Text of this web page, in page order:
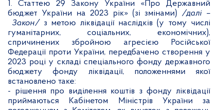
1. Статтею 29 Закону України «Про Державний
бюджет України на 2023 рік» (зі змінами) /далі –
Закон/ з метою ліквідації наслідків (у тому числі
гуманітарних, соціальних, економічних),
спричинених збройною агресією Російської
Федерації проти України, передбачено створення у
2023 році у складі спеціального фонду державного
бюджету фонду ліквідації, положеннями якої
встановлено таке:
- рішення про виділення коштів з фонду ліквідації
приймаються Кабінетом Міністрів України за